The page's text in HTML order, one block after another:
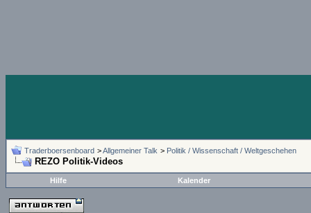
Traderboersenboard >Allgemeiner Talk > Politik / Wissenschaft / Weltgeschehen
REZO Politik-Videos
Hilfe Kalender